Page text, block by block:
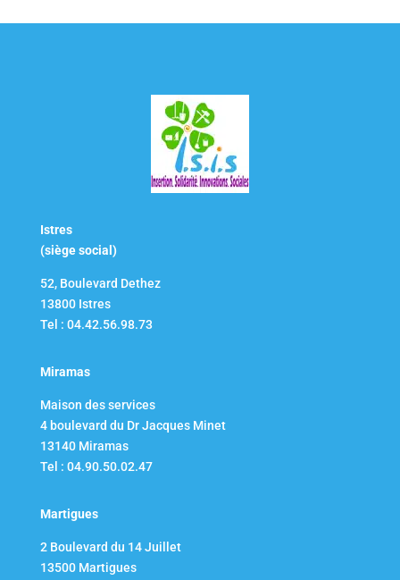
Istres
(siège social)
52, Boulevard Dethez
13800 Istres
Tel : 04.42.56.98.73
Miramas
Maison des services
4 boulevard du Dr Jacques Minet
13140 Miramas
Tel : 04.90.50.02.47
Martigues
2 Boulevard du 14 Juillet​
13500 Martigues